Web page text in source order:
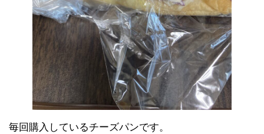
毎回購入しているチーズパンです。